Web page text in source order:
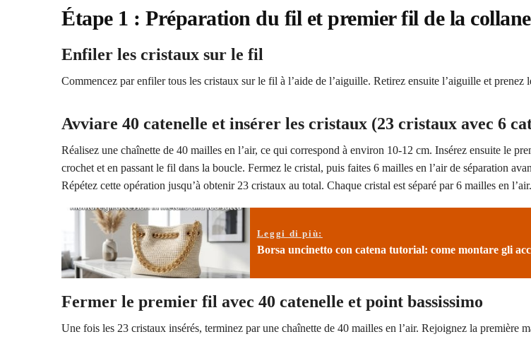
Étape 1 : Préparation du fil et premier fil de la collane
Enfiler les cristaux sur le fil
Commencez par enfiler tous les cristaux sur le fil à l’aide de l’aiguille. Retirez ensuite l’aiguille et prenez
Avviare 40 catenelle et insérer les cristaux (23 cristaux avec 6
Réalisez une chaînette de 40 mailles en l’air, ce qui correspond à environ 10-12 cm. Insérez ensuite le
crochet et en passant le fil dans la boucle. Fermez le cristal, puis faites 6 mailles en l’air de séparation
Répétez cette opération jusqu’à obtenir 23 cristaux au total. Chaque cristal est séparé par 6 mailles en l’air.
Leggi di più:
Borsa uncinetto con catena tutorial: come montare gli
Fermer le premier fil avec 40 catenelle et point bassissimo
Une fois les 23 cristaux insérés, terminez par une chaînette de 40 mailles en l’air. Rejoignez la première